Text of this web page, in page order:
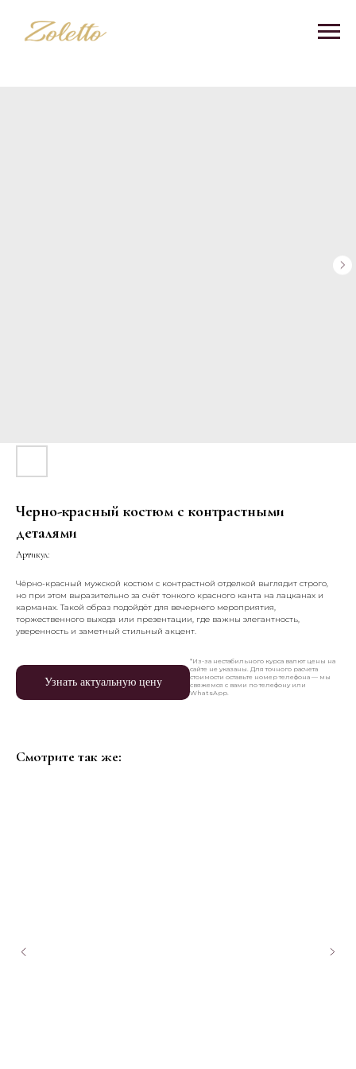
Черно-красный костюм с контрастными
деталями
Артикул:
Чёрно-красный мужской костюм с контрастной отделкой выглядит строго,
но при этом выразительно за счёт тонкого красного канта на лацканах и
карманах. Такой образ подойдёт для вечернего мероприятия,
торжественного выхода или презентации, где важны элегантность,
уверенность и заметный стильный акцент.
Узнать актуальную цену
*Из-за нестабильного курса валют цены на
сайте не указаны. Для точного расчета
стоимости оставьте номер телефона — мы
свяжемся с вами по телефону или
WhatsApp.
Смотрите так же: